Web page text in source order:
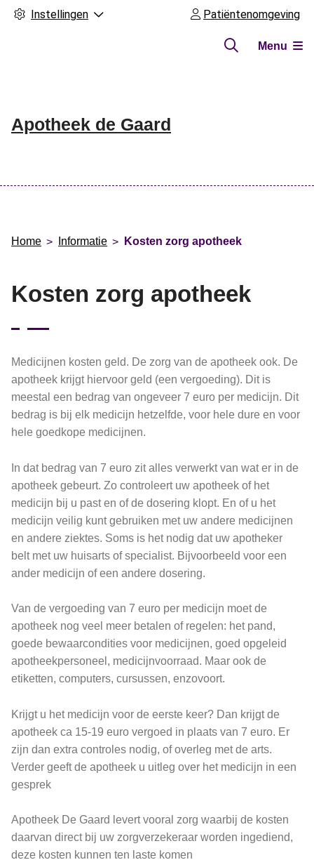
Instellingen Patiëntenomgeving
Apotheek de Gaard
Menu
Home Informatie Kosten zorg apotheek
Kosten zorg apotheek
Medicijnen kosten geld. De zorg van de apotheek ook. De
apotheek krijgt hiervoor geld (een vergoeding). Dit is
meestal een bedrag van ongeveer 7 euro per medicijn. Dit
bedrag is bij elk medicijn hetzelfde, voor hele dure en voor
hele goedkope medicijnen.
In dat bedrag van 7 euro zit alles verwerkt van wat er in de
apotheek gebeurt. Zo controleert uw apotheek of het
medicijn bij u past en of de dosering klopt. En of u het
medicijn veilig kunt gebruiken met uw andere medicijnen
en andere ziektes. Soms is het nodig dat uw apotheker
belt met uw huisarts of specialist. Bijvoorbeeld voor een
ander medicijn of een andere dosering.
Van de vergoeding van 7 euro per medicijn moet de
apotheek nog veel meer betalen of regelen: het pand,
goede bewaarcondities voor medicijnen, goed opgeleid
apotheekpersoneel, medicijnvoorraad. Maar ook de
etiketten, computers, cursussen, enzovoort.
Krijgt u het medicijn voor de eerste keer? Dan krijgt de
apotheek ca 15-19 euro vergoed in plaats van 7 euro. Er
zijn dan extra controles nodig, of overleg met de arts.
Verder geeft de apotheek u uitleg over het medicijn in een
gesprek
Apotheek De Gaard levert vooral zorg waarbij de kosten
daarvan direct bij uw zorgverzekeraar worden ingediend,
deze kosten kunnen ten laste komen